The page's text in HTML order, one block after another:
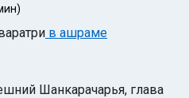
в ашраме
Шанкарачарья, глава